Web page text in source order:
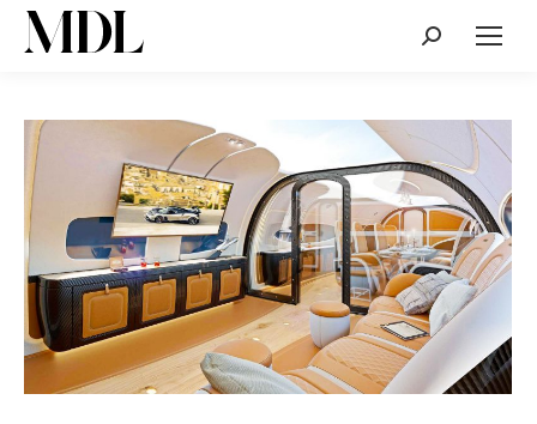
Cerca: